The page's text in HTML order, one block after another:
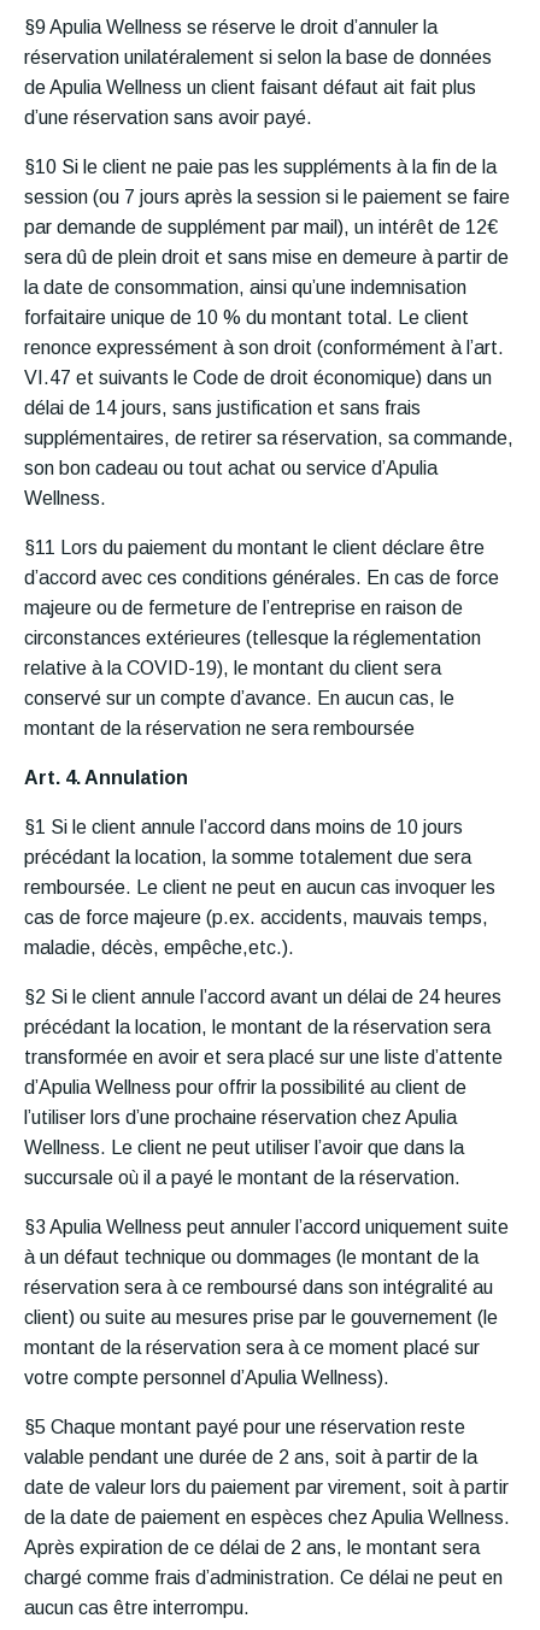
§9 Apulia Wellness se réserve le droit d’annuler la
réservation unilatéralement si selon la base de données
de Apulia Wellness un client faisant défaut ait fait plus
d’une réservation sans avoir payé.
§10 Si le client ne paie pas les suppléments à la fin de la
session (ou 7 jours après la session si le paiement se faire
par demande de supplément par mail), un intérêt de 12€
sera dû de plein droit et sans mise en demeure à partir de
la date de consommation, ainsi qu’une indemnisation
forfaitaire unique de 10 % du montant total. Le client
renonce expressément à son droit (conformément à l’art.
VI.47 et suivants le Code de droit économique) dans un
délai de 14 jours, sans justification et sans frais
supplémentaires, de retirer sa réservation, sa commande,
son bon cadeau ou tout achat ou service d’Apulia
Wellness.
§11 Lors du paiement du montant le client déclare être
d’accord avec ces conditions générales. En cas de force
majeure ou de fermeture de l’entreprise en raison de
circonstances extérieures (tellesque la réglementation
relative à la COVID-19), le montant du client sera
conservé sur un compte d’avance. En aucun cas, le
montant de la réservation ne sera remboursée
Art. 4. Annulation
§1 Si le client annule l’accord dans moins de 10 jours
précédant la location, la somme totalement due sera
remboursée. Le client ne peut en aucun cas invoquer les
cas de force majeure (p.ex. accidents, mauvais temps,
maladie, décès, empêche,etc.).
§2 Si le client annule l’accord avant un délai de 24 heures
précédant la location, le montant de la réservation sera
transformée en avoir et sera placé sur une liste d’attente
d’Apulia Wellness pour offrir la possibilité au client de
l’utiliser lors d’une prochaine réservation chez Apulia
Wellness. Le client ne peut utiliser l’avoir que dans la
succursale où il a payé le montant de la réservation.
§3 Apulia Wellness peut annuler l’accord uniquement suite
à un défaut technique ou dommages (le montant de la
réservation sera à ce remboursé dans son intégralité au
client) ou suite au mesures prise par le gouvernement (le
montant de la réservation sera à ce moment placé sur
votre compte personnel d’Apulia Wellness).
§5 Chaque montant payé pour une réservation reste
valable pendant une durée de 2 ans, soit à partir de la
date de valeur lors du paiement par virement, soit à partir
de la date de paiement en espèces chez Apulia Wellness.
Après expiration de ce délai de 2 ans, le montant sera
chargé comme frais d’administration. Ce délai ne peut en
aucun cas être interrompu.